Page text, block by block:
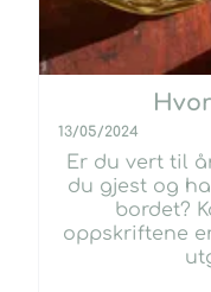
13/05/2024
Er du vert til
du gjest og
bordet?
oppskriftene